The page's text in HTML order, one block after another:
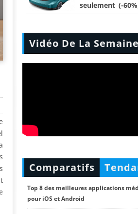
seulement (-
Vidéo De La Semaine
Comparatifs
Top 8 des meilleures applications
pour iOS et Android